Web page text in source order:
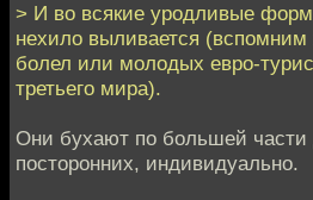
> И во всякие уродливые
нехило выливается (вспомним
болел или молодых евро-
третьего мира).
Они бухают по большей
посторонних, индивидуально.